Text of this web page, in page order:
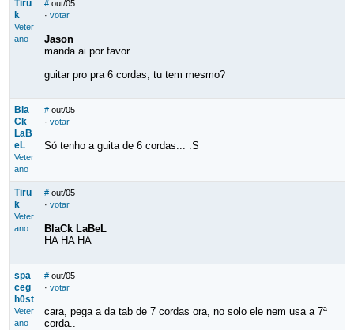
Tiru
k
Veter
ano
# out/05
· votar
Jason
manda ai por favor
guitar propra 6 cordas, tu tem mesmo?
Bla
Ck
LaB
eL
Veter
ano
# out/05
· votar
Só tenho a guita de 6 cordas... :S
Tiru
k
Veter
ano
# out/05
· votar
BlaCk LaBeL
HA HA HA
spa
ceg
h0st
Veter
ano
# out/05
· votar
cara, pega a da tab de 7 cordas ora, no solo ele nem usa a 7ª
corda..